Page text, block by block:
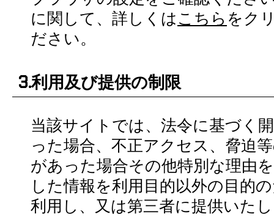
に関して、詳しくはこちら をク
ださい。
3.利用及び提供の制限
当該サイトでは、法令に基づく
った場合、不正アクセス、脅迫
があった場合その他特別な理由
した情報を利用目的以外の目的
利用し、又は第三者に提供いた